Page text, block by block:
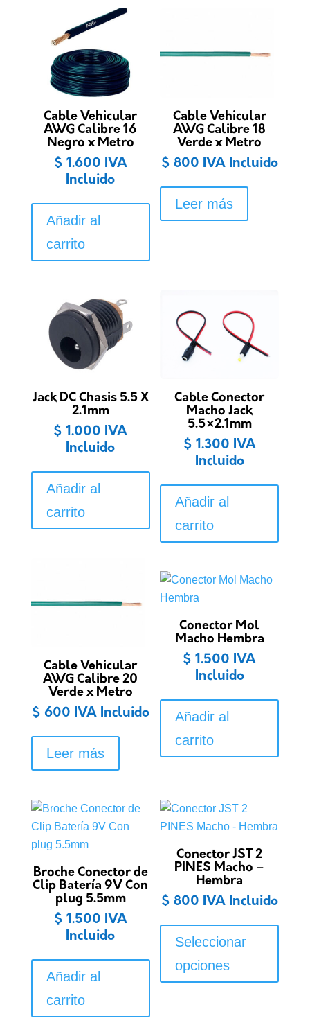
Cable Vehicular
AWG Calibre 16
Negro x Metro
$ 1.600 IVA
Incluido
Añadir al
carrito
Cable Vehicular
AWG Calibre 18
Verde x Metro
$ 800 IVA Incluido
Leer más
Jack DC Chasis 5.5 X
2.1mm
$ 1.000 IVA
Incluido
Añadir al
carrito
Cable Conector
Macho Jack
5.5×2.1mm
$ 1.300 IVA
Incluido
Añadir al
carrito
Cable Vehicular
AWG Calibre 20
Verde x Metro
$ 600 IVA Incluido
Leer más
Conector Mol
Macho Hembra
$ 1.500 IVA
Incluido
Añadir al
carrito
Broche Conector de
Clip Batería 9V Con
plug 5.5mm
$ 1.500
IVA
Incluido
Añadir al
carrito
Conector JST 2
PINES Macho –
Hembra
$ 800 IVA Incluido
Seleccionar
opciones